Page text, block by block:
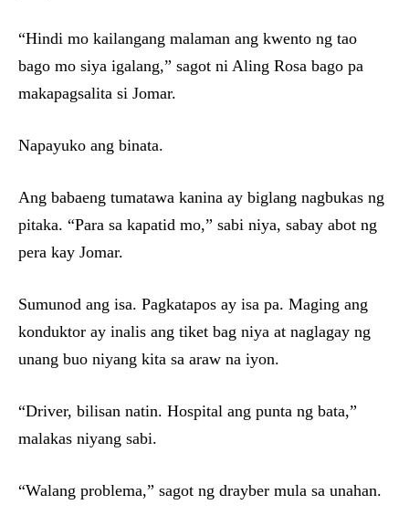
“Hindi mo kailangang malaman ang kwento ng tao
bago mo siya igalang,” sagot ni Aling Rosa bago pa
makapagsalita si Jomar.
Napayuko ang binata.
Ang babaeng tumatawa kanina ay biglang nagbukas ng
pitaka. “Para sa kapatid mo,” sabi niya, sabay abot ng
pera kay Jomar.
Sumunod ang isa. Pagkatapos ay isa pa. Maging ang
konduktor ay inalis ang tiket bag niya at naglagay ng
unang buo niyang kita sa araw na iyon.
“Driver, bilisan natin. Hospital ang punta ng bata,”
malakas niyang sabi.
“Walang problema,” sagot ng drayber mula sa unahan.